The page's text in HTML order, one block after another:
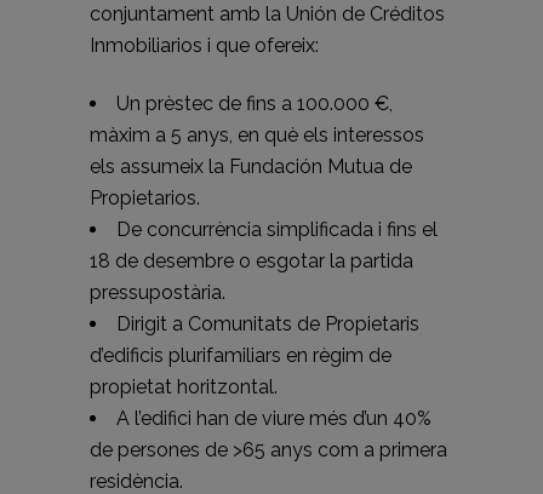
conjuntament amb la Unión de Créditos
Inmobiliarios i que ofereix:
Un prèstec de fins a 100.000 €,
màxim a 5 anys, en què els interessos
els assumeix la Fundación Mutua de
Propietarios.
De concurrència simplificada i fins el
18 de desembre o esgotar la partida
pressupostària.
Dirigit a Comunitats de Propietaris
d’edificis plurifamiliars en règim de
propietat horitzontal.
A l’edifici han de viure més d’un 40%
de persones de >65 anys com a primera
residència.